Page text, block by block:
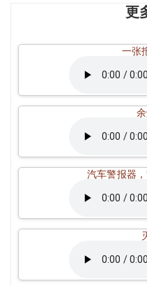
更
一张
汽车警报器